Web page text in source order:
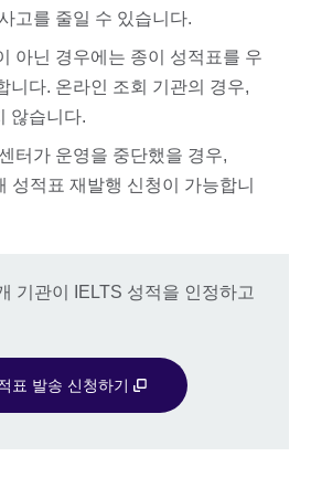
고를 줄일 수 있습니다.
아닌 경우에는 종이 성적표를 우
니다. 온라인 조회 기관의 경우,
않습니다.
터가 운영을 중단했을 경우,
성적표 재발행 신청이 가능합니
기관이 IELTS 성적을 인정하고
표 발송 신청하기